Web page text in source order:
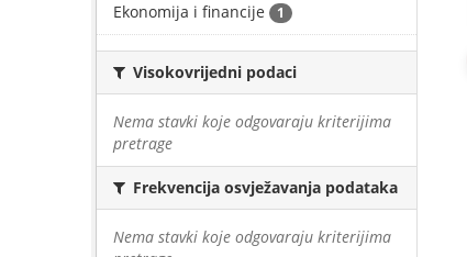
Ekonomija i financije 1
Visokovrijedni podaci
Nema stavki koje odgovaraju kriterijima
pretrage
Frekvencija osvježavanja podataka
Nema stavki koje odgovaraju kriterijima